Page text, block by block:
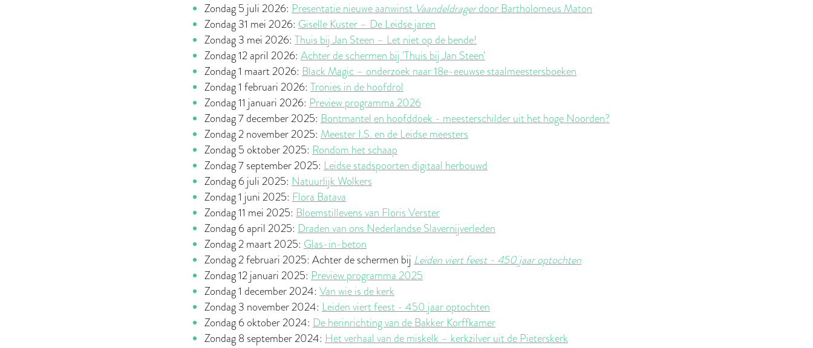
Zondag 5 juli 2026: Presentatie nieuwe aanwinst Vaandeldragerdoor Bartholomeus Maton
Zondag 31 mei 2026: Giselle Kuster – De Leidse jaren
Zondag 3 mei 2026: Thuis bij Jan Steen – Let niet op de bende!
Zondag 12 april 2026: Achter de schermen bij 'Thuis bij Jan Steen'
Zondag 1 maart 2026: Black Magic – onderzoek naar 18e-eeuwse staalmeestersboeken
Zondag 1 februari 2026: Tronies in de hoofdrol
Zondag 11 januari 2026: Preview programma 2026
Zondag 7 december 2025: Bontmantel en hoofddoek - meesterschilder uit het hoge Noorden?
Zondag 2 november 2025: Meester I.S. en de Leidse meesters
Zondag 5 oktober 2025: Rondom het schaap
Zondag 7 september 2025: Leidse stadspoorten digitaal herbouwd
Zondag 6 juli 2025: Natuurlijk Wolkers
Zondag 1 juni 2025: Flora Batava
Zondag 11 mei 2025: Bloemstillevens van Floris Verster
Zondag 6 april 2025: Draden van ons Nederlandse Slavernijverleden
Zondag 2 maart 2025: Glas-in-beton
Zondag 2 februari 2025: Achter de schermen bij Leiden viert feest - 450 jaar optochten
Zondag 12 januari 2025: Preview programma 2025
Zondag 1 december 2024: Van wie is de kerk
Zondag 3 november 2024: Leiden viert feest - 450 jaar optochten
Zondag 6 oktober 2024: De herinrichting van de Bakker Korffkamer
Zondag 8 september 2024: Het verhaal van de miskelk – kerkzilver uit de Pieterskerk